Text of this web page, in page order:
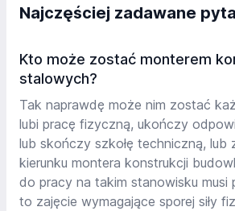
Najczęściej zadawane
Kto może zostać monterem
stalowych?
Tak naprawdę może nim zostać
lubi pracę fizyczną, ukończy
lub skończy szkołę techniczną, lub
kierunku montera konstrukcji
do pracy na takim stanowisku musi
to zajęcie wymagające sporej siły